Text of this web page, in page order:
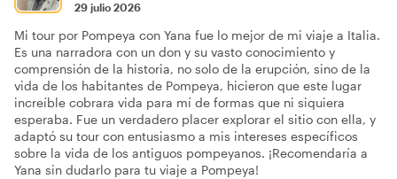
29 julio 2026
Mi tour por Pompeya con Yana fue lo mejor de mi viaje a Italia.
Es una narradora con un don y su vasto conocimiento y
comprensión de la historia, no solo de la erupción, sino de la
vida de los habitantes de Pompeya, hicieron que este lugar
increíble cobrara vida para mí de formas que ni siquiera
esperaba. Fue un verdadero placer explorar el sitio con ella, y
adaptó su tour con entusiasmo a mis intereses específicos
sobre la vida de los antiguos pompeyanos. ¡Recomendaría a
Yana sin dudarlo para tu viaje a Pompeya!